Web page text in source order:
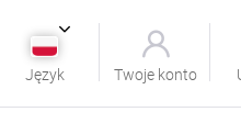
Język Twoje konto